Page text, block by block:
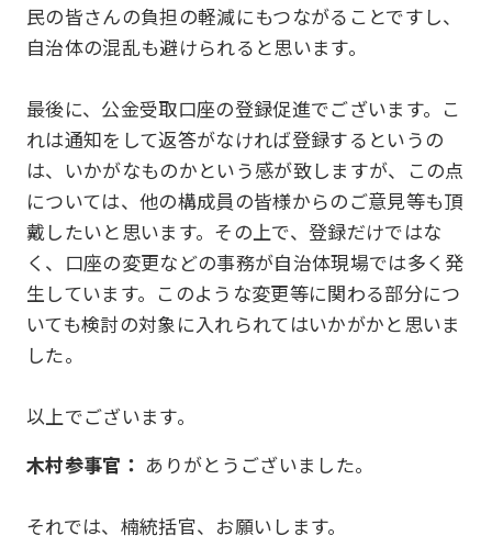
民の皆さんの負担の軽減にもつながることですし、
自治体の混乱も避けられると思います。
最後に、公金受取口座の登録促進でございます。こ
れは通知をして返答がなければ登録するというの
は、いかがなものかという感が致しますが、この点
については、他の構成員の皆様からのご意見等も頂
戴したいと思います。その上で、登録だけではな
く、口座の変更などの事務が自治体現場では多く発
生しています。このような変更等に関わる部分につ
いても検討の対象に入れられてはいかがかと思いま
した。
以上でございます。
木村参事官： ありがとうございました。
それでは、楠統括官、お願いします。